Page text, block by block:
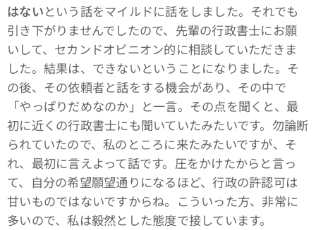
はないという話をマイルドに話をしました。それでも
引き下がりませんでしたので、先輩の行政書士にお願
いして、セカンドオピニオン的に相談していただきま
した。結果は、できないということになりました。そ
の後、その依頼者と話をする機会があり、その中で
「やっぱりだめなのか」と一言。その点を聞くと、最
初に近くの行政書士にも聞いていたみたいです。勿論断
られていたので、私のところに来たみたいですが、そ
れ、最初に言えよって話です。圧をかけたからと言っ
て、自分の希望願望通りになるほど、行政の許認可は
甘いものではないですからね。こういった方、非常に
多いので、私は毅然とした態度で接しています。